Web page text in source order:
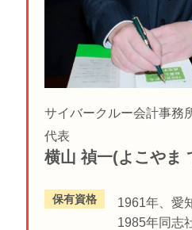
サイバークルー会計事務
代表
横山 禎一(よこやま
保有資格
1961年、愛
1985年同志